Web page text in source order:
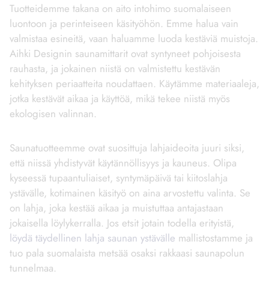
Tuotteidemme takana on aito intohimo suomalaiseen
luontoon ja perinteiseen käsityöhön. Emme halua vain
valmistaa esineitä, vaan haluamme luoda kestäviä muistoja.
Aihki Designin saunamittarit ovat syntyneet pohjoisesta
rauhasta, ja jokainen niistä on valmistettu kestävän
kehityksen periaatteita noudattaen. Käytämme materiaaleja,
jotka kestävät aikaa ja käyttöä, mikä tekee niistä myös
ekologisen valinnan.
Saunatuotteemme ovat suosittuja lahjaideoita juuri siksi,
että niissä yhdistyvät käytännöllisyys ja kauneus. Olipa
kyseessä tupaantuliaiset, syntymäpäivä tai kiitoslahja
ystävälle, kotimainen käsityö on aina arvostettu valinta. Se
on lahja, joka kestää aikaa ja muistuttaa antajastaan
jokaisella löylykerralla. Jos etsit jotain todella erityistä,
löydä täydellinen lahja saunan ystävälle mallistostamme ja
tuo pala suomalaista metsää osaksi rakkaasi saunapolun
tunnelmaa.